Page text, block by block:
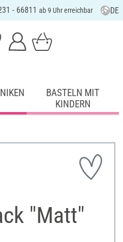
- 66811 ab 9 Uhr erreichbar DE
BASTELN MIT
KINDERN
"Matt"